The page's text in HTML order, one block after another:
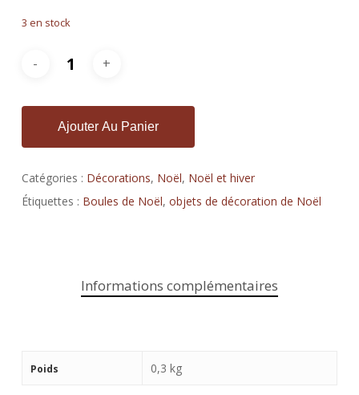
3 en stock
Ajouter Au Panier
Catégories : Décorations, Noël, Noël et hiver
Étiquettes : Boules de Noël, objets de décoration de Noël
Informations complémentaires
Poids 0,3 kg